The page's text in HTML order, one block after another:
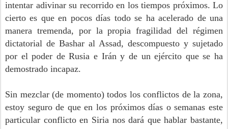
intentar adivinar su recorrido en los tiempos próximos. Lo
cierto es que en pocos días todo se ha acelerado de una
manera tremenda, por la propia fragilidad del régimen
dictatorial de Bashar al Assad, descompuesto y sujetado
por el poder de Rusia e Irán y de un ejército que se ha
demostrado incapaz.
Sin mezclar (de momento) todos los conflictos de la zona,
estoy seguro de que en los próximos días o semanas este
particular conflicto en Siria nos dará que hablar bastante,